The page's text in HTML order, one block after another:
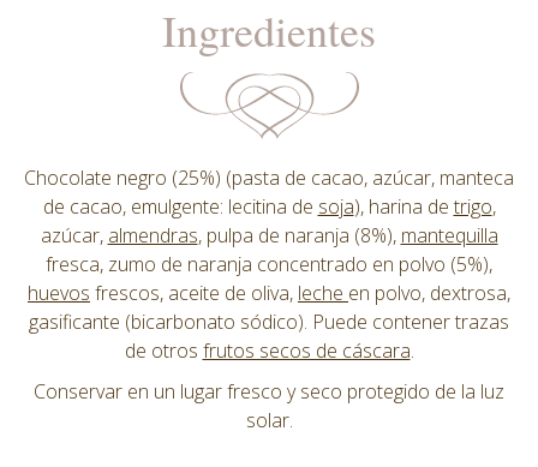
Ingredientes
Chocolate negro (25%) (pasta de cacao, azúcar, manteca
de cacao, emulgente: lecitina de soja), harina de trigo,
azúcar, almendras, pulpa de naranja (8%), mantequilla
fresca, zumo de naranja concentrado en polvo (5%),
huevos frescos, aceite de oliva, leche en polvo, dextrosa,
gasificante (bicarbonato sódico). Puede contener trazas
de otros frutos secos de cáscara.
Conservar en un lugar fresco y seco protegido de la luz
solar.